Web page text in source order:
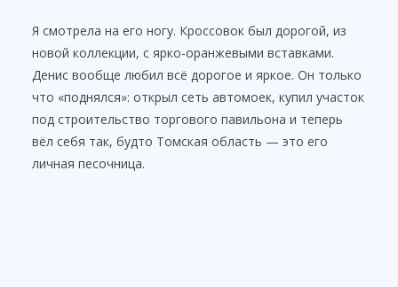
Я смотрела на его ногу. Кроссовок был дорогой, из
новой коллекции, с ярко-оранжевыми вставками.
Денис вообще любил всё дорогое и яркое. Он только
что «поднялся»: открыл сеть автомоек, купил участок
под строительство торгового павильона и теперь
вёл себя так, будто Томская область — это его
личная песочница.